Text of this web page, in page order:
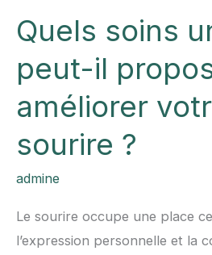
Quels soins
peut-il
améliorer
sourire ?
admine
Le sourire occupe une place
l’expression personnelle et la